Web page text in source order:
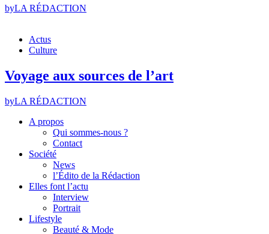
byLA RÉDACTION
Actus
Culture
Voyage aux sources de l’art
byLA RÉDACTION
A propos
Qui sommes-nous ?
Contact
Société
News
l’Édito de la Rédaction
Elles font l’actu
Interview
Portrait
Lifestyle
Beauté & Mode